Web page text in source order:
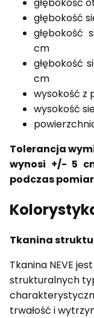
głębokość
głębokość
głębokość
cm
głębokość
cm
wysokość z
wysokość
Tolerancja
wynosi +/- 5
podczas
Tkanina
Tkanina NEVE
strukturalnych
trwałość i